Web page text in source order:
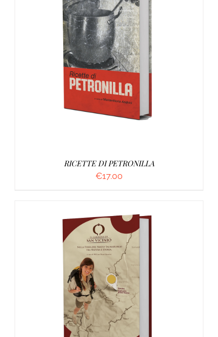
DETTAGLI
RICETTE DI PETRONILLA
€17.00
AGGIUNGI AL CARRELLO /